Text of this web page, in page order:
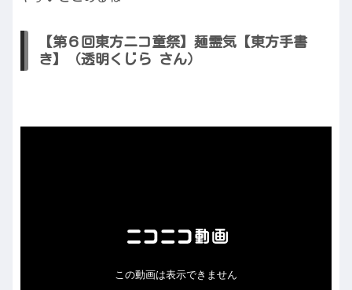
【第６回東方ニコ童祭】麺霊気【東方手書
き】（透明くじら さん）